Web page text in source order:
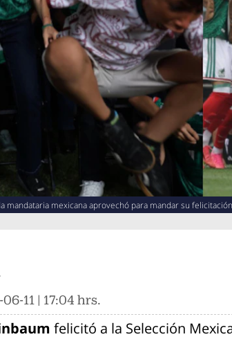
mandataria mexicana aprovechó para mandar su
11 | 17:04 hrs.
felicitó a la Selección